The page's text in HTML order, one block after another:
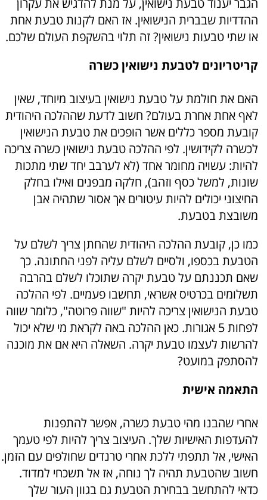
הגבר יענוד טבעת נישואין, על מנת להדגיש את עקרון
ההדדיות שבברית הנישואין. אז האם לקנות טבעת אחת
או שתי טבעות נישואין? זה תלוי בהשקפת העולם שלכם.
קריטריונים לטבעת נישואין כשרה
האם את חולמת על טבעת נישואין בעיצוב מיוחד, שאין
לאף אחת אחרת בעולם? חשוב לדעת שההלכה היהודית
קובעת מספר כללים אשר הופכים את טבעת הנישואין
לכשרה לקידושין. לפי ההלכה טבעת נישואין כשרה צריכה
להיות: עשויה מחומר אחד (לא לערבב יחד שתי מתכות
שונות, למשל כסף וזהב), חלקה מבפנים ואילו בחלק
החיצוני יכולים להיות עיטורים אך אסור שתהיה אבן
משובצת בטבעת.
כמו כן, קובעת ההלכה היהודית שהחתן צריך לשלם על
הטבעת בכספו, ולסיים לשלם עליה לפני החתונה. כך
שאם תכננתם על טבעת יקרה שתוכלו לשלם בהרבה
תשלומים בכרטיס אשראי, תחשבו פעמיים. לפי ההלכה
טבעת הנישואין צריכה להיות "שווה פרוטה", כלומר שווה
לפחות 5 אגורות. כאן ההלכה באה לקראת מי שלא יכול
להרשות לעצמו טבעת יקרה. השאלה היא אם את מוכנה
להסתפק במועט?
התאמה אישית
אחרי שהבנו מהי טבעת כשרה, אפשר להתפנות
להעדפות האישיות שלך. העיצוב צריך להיות לפי טעמך
האישי, אל תתפתי ללכת אחרי טרנדים שחולפים עם הזמן.
חשוב שהטבעת תהיה לך נוחה, אז אל תשכחי למדוד.
כדאי להתחשב בבחירת הטבעת גם בגוון העור שלך